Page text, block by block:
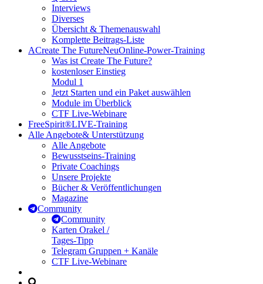
Interviews
Diverses
Übersicht & Themenauswahl
Komplette Beitrags-Liste
ACreate The FutureNeuOnline-Power-Training
Was ist Create The Future?
kostenloser Einstieg
Modul 1
Jetzt Starten und ein Paket auswählen
Module im Überblick
CTF Live-Webinare
FreeSpirit®LIVE-Training
Alle Angebote& Unterstützung
Alle Angebote
Bewusstseins-Training
Private Coachings
Unsere Projekte
Bücher & Veröffentlichungen
Magazine
Community
Community
Karten Orakel /
Tages-Tipp
Telegram Gruppen + Kanäle
CTF Live-Webinare